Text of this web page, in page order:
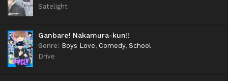
Satelight
Ganbare! Nakamura-kun!!
Genre: Boys Love, Comedy, School
Drive